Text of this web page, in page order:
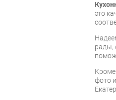
это
рады,
фото